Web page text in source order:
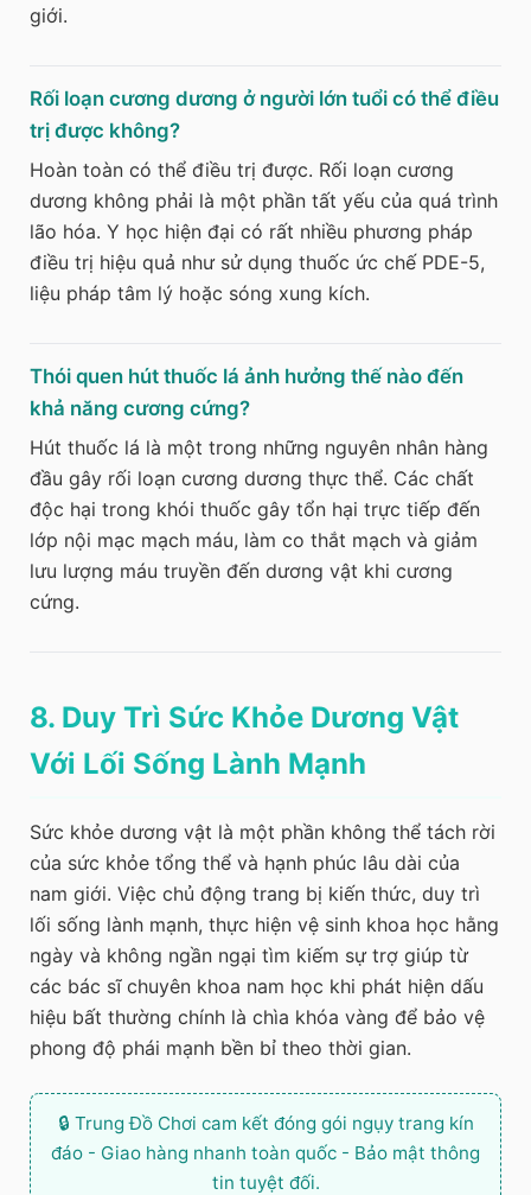
giới.
Rối loạn cương dương ở người lớn tuổi có thể điều
trị được không?
Hoàn toàn có thể điều trị được. Rối loạn cương
dương không phải là một phần tất yếu của quá trình
lão hóa. Y học hiện đại có rất nhiều phương pháp
điều trị hiệu quả như sử dụng thuốc ức chế PDE-5,
liệu pháp tâm lý hoặc sóng xung kích.
Thói quen hút thuốc lá ảnh hưởng thế nào đến
khả năng cương cứng?
Hút thuốc lá là một trong những nguyên nhân hàng
đầu gây rối loạn cương dương thực thể. Các chất
độc hại trong khói thuốc gây tổn hại trực tiếp đến
lớp nội mạc mạch máu, làm co thắt mạch và giảm
lưu lượng máu truyền đến dương vật khi cương
cứng.
8. Duy Trì Sức Khỏe Dương Vật
Với Lối Sống Lành Mạnh
Sức khỏe dương vật là một phần không thể tách rời
của sức khỏe tổng thể và hạnh phúc lâu dài của
nam giới. Việc chủ động trang bị kiến thức, duy trì
lối sống lành mạnh, thực hiện vệ sinh khoa học hằng
ngày và không ngần ngại tìm kiếm sự trợ giúp từ
các bác sĩ chuyên khoa nam học khi phát hiện dấu
hiệu bất thường chính là chìa khóa vàng để bảo vệ
phong độ phái mạnh bền bỉ theo thời gian.
🔒 Trung Đồ Chơi cam kết đóng gói ngụy trang kín
đáo - Giao hàng nhanh toàn quốc - Bảo mật thông
tin tuyệt đối.